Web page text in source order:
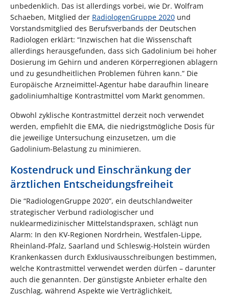
unbedenklich. Das ist allerdings vorbei, wie Dr. Wolfram
Schaeben, Mitglied der RadiologenGruppe 2020 und
Vorstandsmitglied des Berufsverbands der Deutschen
Radiologen erklärt: “Inzwischen hat die Wissenschaft
allerdings herausgefunden, dass sich Gadolinium bei hoher
Dosierung im Gehirn und anderen Körperregionen ablagern
und zu gesundheitlichen Problemen führen kann.” Die
Europäische Arzneimittel-Agentur habe daraufhin lineare
gadoliniumhaltige Kontrastmittel vom Markt genommen.
Obwohl zyklische Kontrastmittel derzeit noch verwendet
werden, empfiehlt die EMA, die niedrigstmögliche Dosis für
die jeweilige Untersuchung einzusetzen, um die
Gadolinium-Belastung zu minimieren.
Kostendruck und Einschränkung der
ärztlichen Entscheidungsfreiheit
Die “RadiologenGruppe 2020”, ein deutschlandweiter
strategischer Verbund radiologischer und
nuklearmedizinischer Mittelstandspraxen, schlägt nun
Alarm: In den KV-Regionen Nordrhein, Westfalen-Lippe,
Rheinland-Pfalz, Saarland und Schleswig-Holstein würden
Krankenkassen durch Exklusivausschreibungen bestimmen,
welche Kontrastmittel verwendet werden dürfen – darunter
auch die genannten. Der günstigste Anbieter erhalte den
Zuschlag, während Aspekte wie Verträglichkeit,